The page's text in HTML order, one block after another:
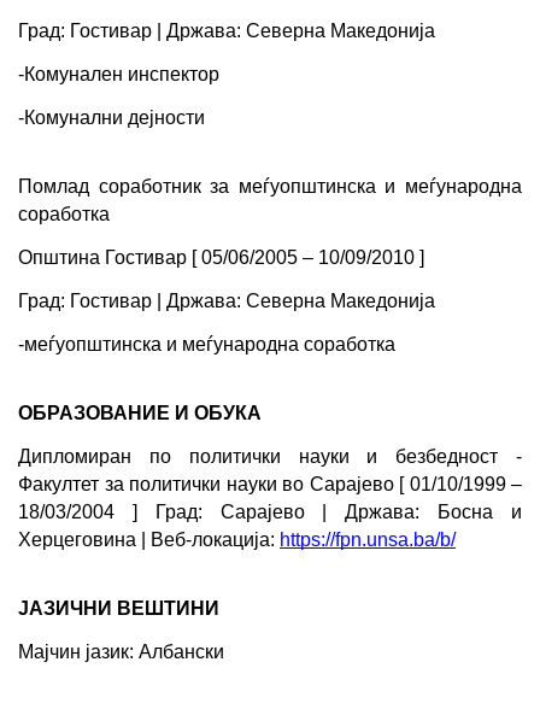
Град: Гостивар | Држава: Северна Македонија
-Комунален инспектор
-Комунални дејности
Помлад соработник за меѓуопштинска и меѓународна
соработка
Општина Гостивар [ 05/06/2005 – 10/09/2010 ]
Град: Гостивар | Држава: Северна Македонија
-меѓуопштинска и меѓународна соработка
ОБРАЗОВАНИЕ И ОБУКА
Дипломиран по политички науки и безбедност -
Факултет за политички науки во Сарaјево [ 01/10/1999 –
18/03/2004 ] Град: Сарајево | Држава: Босна и
Херцеговина | Веб-локација: https://fpn.unsa.ba/b/
ЈАЗИЧНИ ВЕШТИНИ
Мајчин јазик: Албански